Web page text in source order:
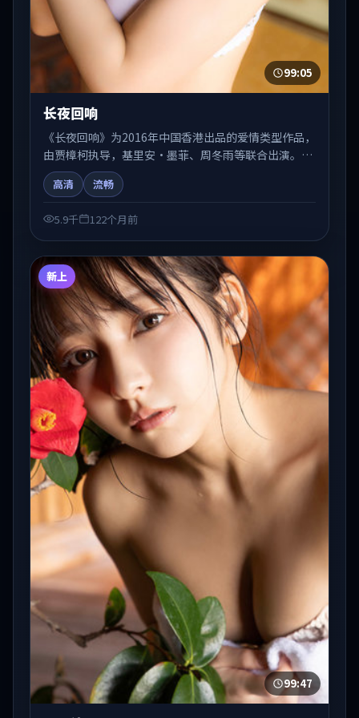
99:05
长夜回响
《长夜回响》为2016年中国香港出品的爱情类型作品，
由贾樟柯执导，基里安·墨菲、周冬雨等联合出演。剧
情在人物弧光与节奏推进中展开，兼具叙事张力与视听
质感。适合关注国产在线观看、热播国产剧与院线佳片
高清 流畅
5.9千 122个月前
新上
99:47